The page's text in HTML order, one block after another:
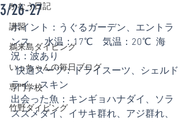
かなう日記
講習
鵜来島ダイビング
いっちゃんの毎日ブログ
専門学校
竹野ダイビング
3/26-27
ポイント：うぐるガーデン、エントラ
ンス　  水温：17℃　気温：20℃  海
況：波あり
  快適スーツ：ドライスーツ、シェルド
ライ、スキン
出会った魚：キンギョハナダイ、ソラ
スズメダイ、イサキ群れ、アジ群れ、